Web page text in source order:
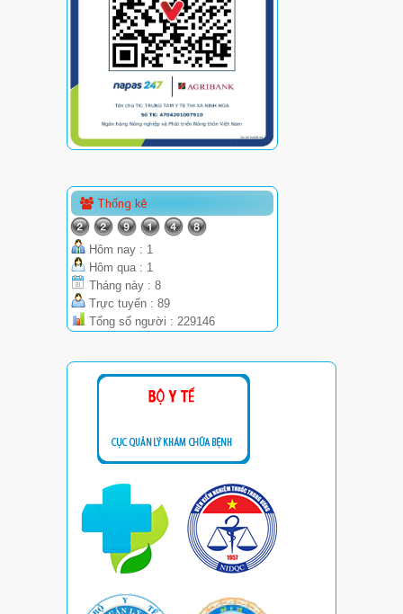
Thống kê
Hôm nay : 1
Hôm qua : 1
Tháng này : 8
Trực tuyến : 89
Tổng số người : 229146